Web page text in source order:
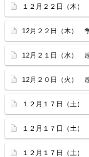
１２月２２日（木
12月２２日（木）
12月２１日（水）
12月２０日（火）
１２月１７日（土）
１２月１７日（土）
１２月１７日（土